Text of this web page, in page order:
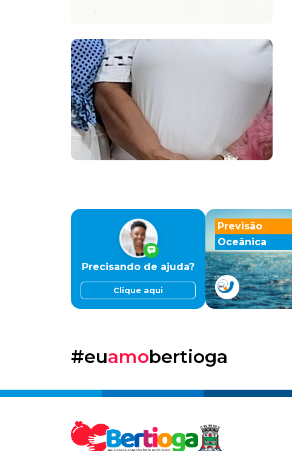
Previsão
Oceânica
Precisando de ajuda?
Clique aqui
#euamobertioga